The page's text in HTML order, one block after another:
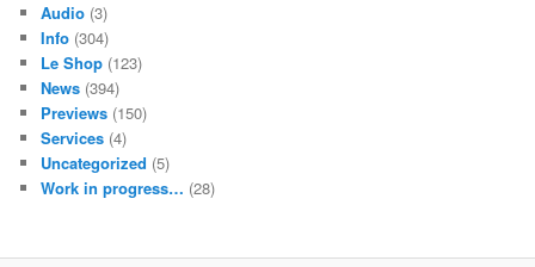
Audio (3)
Info (304)
Le Shop (123)
News (394)
Previews (150)
Services (4)
Uncategorized (5)
Work in progress… (28)